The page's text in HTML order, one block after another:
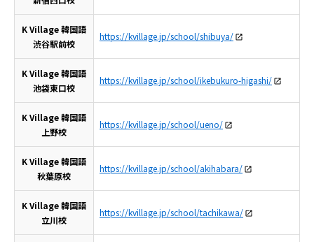
K Village 韓国語
渋谷駅前校
https://kvillage.jp/school/shibuya/
K Village 韓国語
池袋東口校
https://kvillage.jp/school/ikebukuro-higashi/
K Village 韓国語
上野校
https://kvillage.jp/school/ueno/
K Village 韓国語
秋葉原校
https://kvillage.jp/school/akihabara/
K Village 韓国語
立川校
https://kvillage.jp/school/tachikawa/